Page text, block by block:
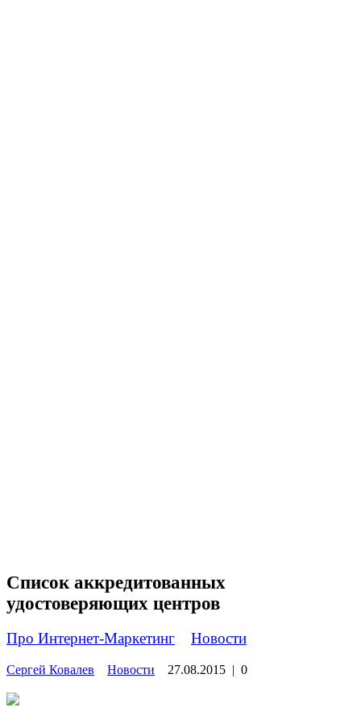
Список аккредитованных
удостоверяющих центров
Про Интернет-Маркетинг Новости
Сергей Ковалев Новости 27.08.2015 | 0